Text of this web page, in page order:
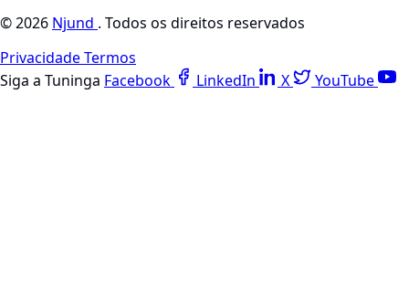
© 2026 Njund . Todos os direitos reservados
PrivacidadeTermos
Siga a Tuninga Facebook LinkedIn X YouTube